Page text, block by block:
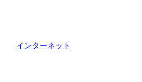
インターネット